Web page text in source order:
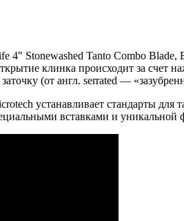
Stonewashed Tanto Combo
клинка происходит за
(от англ. serrated —
устанавливает стандарты
вставками и